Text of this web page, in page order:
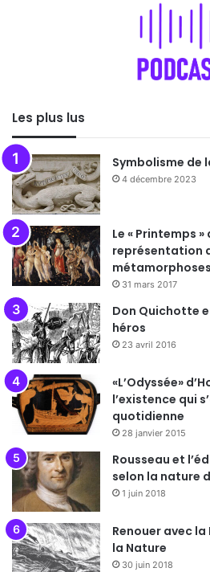
Les plus lus
Symbolisme de
4 décembre 2023
Le « Printemps
représentation
31 mars 2017
Don Quichotte
héros
23 avril 2016
«L’Odyssée»
l’existence qui
quotidienne
28 janvier 2015
Rousseau et
selon la nature
1 juin 2018
Renouer avec
la Nature
30 juin 2018